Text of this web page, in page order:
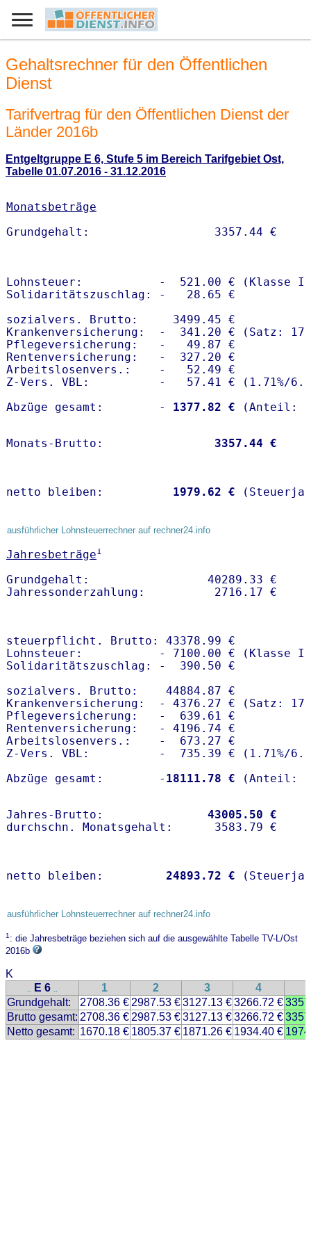
Gehaltsrechner für den Öffentlichen
Dienst
Tarifvertrag für den Öffentlichen Dienst der
Länder 2016b
Entgeltgruppe E 6, Stufe 5 im Bereich Tarifgebiet Ost,
Tabelle 01.07.2016 - 31.12.2016
Monatsbeträge
Lohnsteuer:           -  521.00 € (Klasse I)
Solidaritätszuschlag: -   28.65 €
sozialvers. Brutto:     3499.45 €
Krankenversicherung:  -  341.20 € (Satz:
Pflegeversicherung:   -   49.87 €
Rentenversicherung:   -  327.20 €
Arbeitslosenvers.:    -   52.49 €
Z-Vers. VBL:          -   57.41 € ( 1.71%/
Abzüge gesamt:        -
1377.82 €
Monats-Brutto: 3357.44 €
netto bleiben: 1979.62 €
ausführlicher Lohnsteuerrechner auf rechner24.info
Jahresbeträge1
Grundgehalt:                 40289.33 €
steuerpflicht. Brutto: 43378.99 €
Lohnsteuer:           - 7100.00 € (Klasse I)
Solidaritätszuschlag: -  390.50 €
sozialvers. Brutto:    44884.87 €
Krankenversicherung:  - 4376.27 € (Satz:
Pflegeversicherung:   -  639.61 €
Rentenversicherung:   - 4196.74 €
Arbeitslosenvers.:    -  673.27 €
Z-Vers. VBL:          -  735.39 € ( 1.71%/
Abzüge gesamt:        - 18111.78 €
Jahres-Brutto: 43005.50 €
netto bleiben: 24893.72 €
ausführlicher Lohnsteuerrechner auf rechner24.info
1: die Jahresbeträge beziehen sich auf die ausgewählte Tabelle TV-L/Ost
2016b
K
.. E 6 .. 1 2 3 4
Grundgehalt:
2708.36 € 2987.53 €3127.13 €3266.72 €
Brutto gesamt: 2708.36 € 2987.53 €3127.13 €3266.72 €
Netto gesamt: 1670.18 € 1805.37 € 1871.26 € 1934.40 €